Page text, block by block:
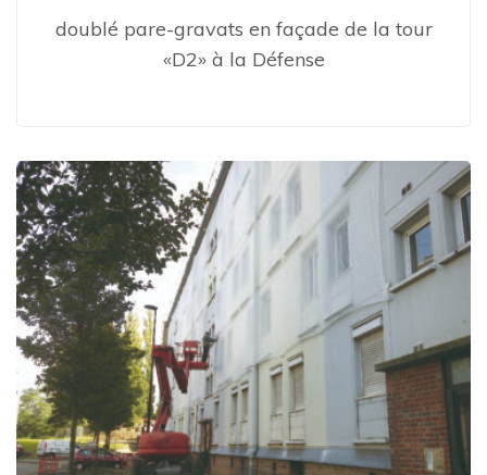
doublé pare-gravats en façade de la tour
«D2» à la Défense